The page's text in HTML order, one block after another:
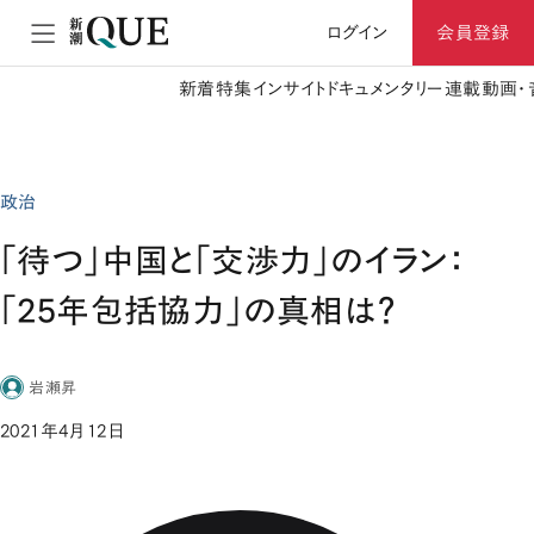
ログイン 会員登録
新着特集 インサイト ドキュメンタリー 連載動画
政治
「待つ」中国と「交渉力」のイラン：
「25年包括協力」の真相は？
岩瀬昇
2021年4月12日